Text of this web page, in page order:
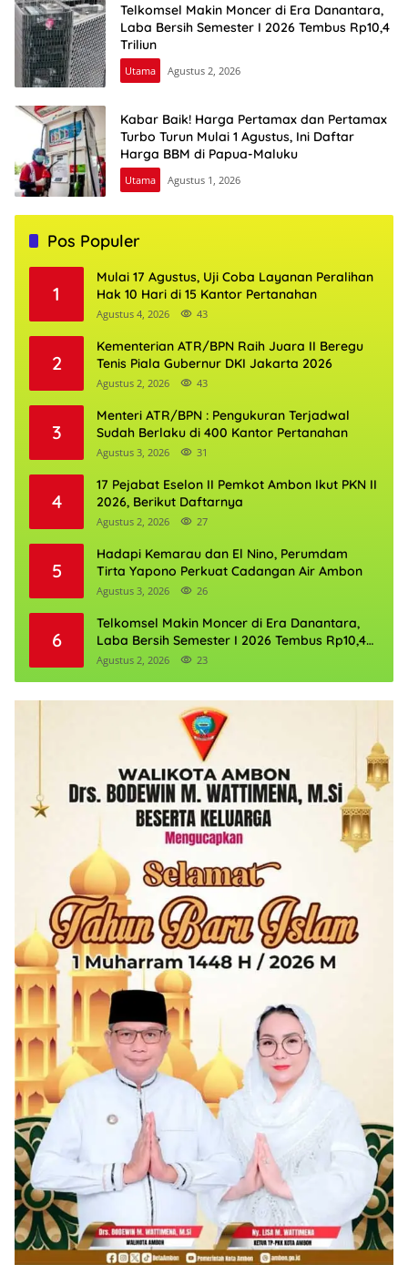
Telkomsel Makin Moncer di Era Danantara,
Laba Bersih Semester I 2026 Tembus Rp10,4
Triliun
Utama Agustus 2, 2026
Kabar Baik! Harga Pertamax dan Pertamax
Turbo Turun Mulai 1 Agustus, Ini Daftar
Harga BBM di Papua-Maluku
Utama Agustus 1, 2026
Pos Populer
1
Mulai 17 Agustus, Uji Coba Layanan Peralihan
Hak 10 Hari di 15 Kantor Pertanahan
Agustus 4, 2026 43
2
Kementerian ATR/BPN Raih Juara II Beregu
Tenis Piala Gubernur DKI Jakarta 2026
Agustus 2, 2026 43
3
Menteri ATR/BPN : Pengukuran Terjadwal
Sudah Berlaku di 400 Kantor Pertanahan
Agustus 3, 2026 31
4
17 Pejabat Eselon II Pemkot Ambon Ikut PKN II
2026, Berikut Daftarnya
Agustus 2, 2026 27
5
Hadapi Kemarau dan El Nino, Perumdam
Tirta Yapono Perkuat Cadangan Air Ambon
Agustus 3, 2026 26
6
Telkomsel Makin Moncer di Era Danantara,
Laba Bersih Semester I 2026 Tembus Rp10,4
Triliun
Agustus 2, 2026 23